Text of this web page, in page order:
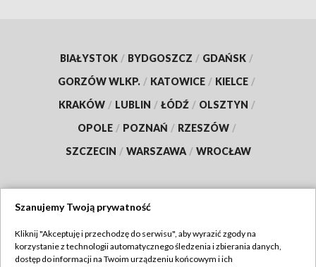
BIAŁYSTOK / BYDGOSZCZ / GDAŃSK /
GORZÓW WLKP. / KATOWICE / KIELCE /
KRAKÓW / LUBLIN / ŁÓDŹ / OLSZTYN /
OPOLE / POZNAŃ / RZESZÓW /
SZCZECIN / WARSZAWA / WROCŁAW
TVP
Szanujemy Twoją prywatność
Kliknij "Akceptuję i przechodzę do serwisu", aby wyrazić zgody na
korzystanie z technologii automatycznego śledzenia i zbierania danych,
dostęp do informacji na Twoim urządzeniu końcowym i ich